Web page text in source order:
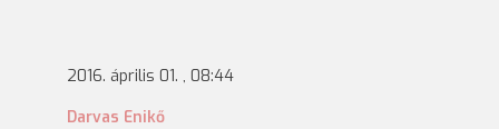
2016. április 01. , 08:44
Darvas Enikő